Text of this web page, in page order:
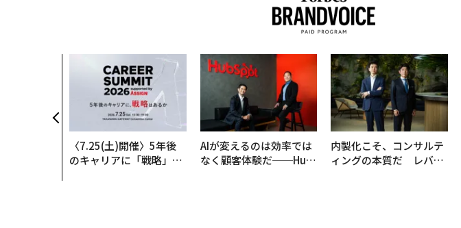
〈7.25(土)開催〉5年後
のキャリアに「戦略」は
AIが変えるのは効率では
なく顧客体験だ──Hub
内製化こそ、コンサルテ
ィングの本質だ レバレ